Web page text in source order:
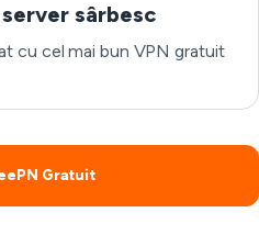
sârbesc
cu cel mai bun VPN gratuit
Gratuit